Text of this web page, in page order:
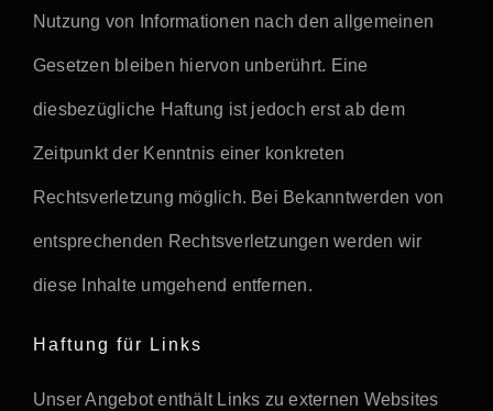
Nutzung von Informationen nach den allgemeinen
Gesetzen bleiben hiervon unberührt. Eine
diesbezügliche Haftung ist jedoch erst ab dem
Zeitpunkt der Kenntnis einer konkreten
Rechtsverletzung möglich. Bei Bekanntwerden von
entsprechenden Rechtsverletzungen werden wir
diese Inhalte umgehend entfernen.
Haftung für Links
Unser Angebot enthält Links zu externen Websites